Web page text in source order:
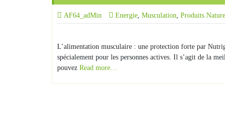
AF64_adMin Energie, Musculation, Produits
L’alimentation musculaire : une protection forte par
spécialement pour les personnes actives. Il s’agit de la
pouvez Read more…